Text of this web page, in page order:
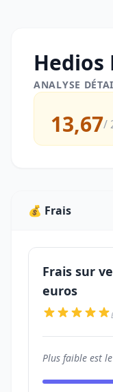
Hedios
ANALYSE
13,67/
💰 Frais
Frais sur
euros
Plus faible est